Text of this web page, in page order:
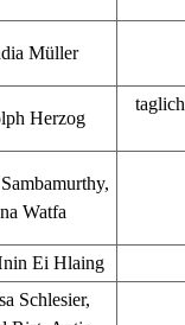
Müller
Herzog
Watfa
Ei Hlaing
Schlesier,